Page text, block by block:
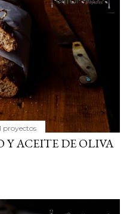
proyectos
Y ACEITE DE OLIVA